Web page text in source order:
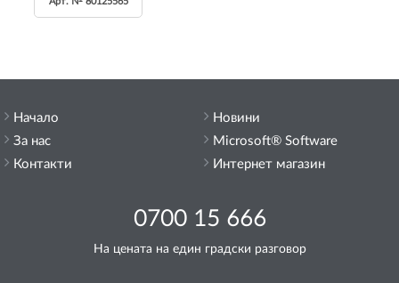
Начало
За нас
Контакти
0700 15 666
На цената на един градски разговор
Новини
Microsoft® Software
Интернет магазин